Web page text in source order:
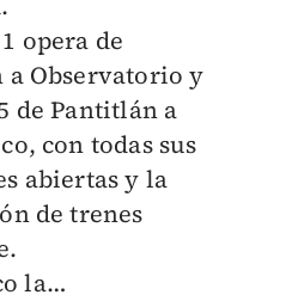
opera de
Observatorio y
de Pantitlán a
con todas sus
abiertas y la
de trenes
la…